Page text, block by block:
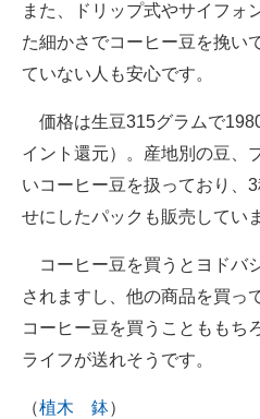
また、ドリップ式やサイフォ
た細かさでコーヒー豆を挽い
ていない人も安心です。
価格は生豆315グラムで
イント還元）。産地別の豆、
いコーヒー豆を扱っており、
せにしたパックも販売してい
コーヒー豆を買うとヨドバ
されますし、他の商品を買っ
コーヒー豆を買うことももち
ライフが送れそうです。
（植木 鉢）